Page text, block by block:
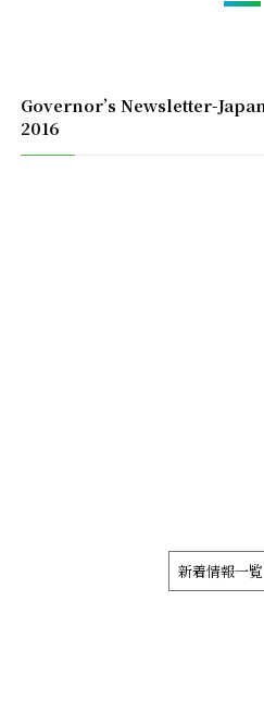
Governor’s Newsletter-
2016
新着情報一覧